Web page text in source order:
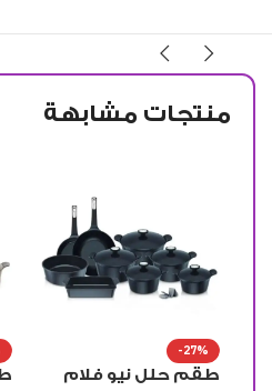
منتجات مشابهة
فلام
طقم حلل نيو فلام